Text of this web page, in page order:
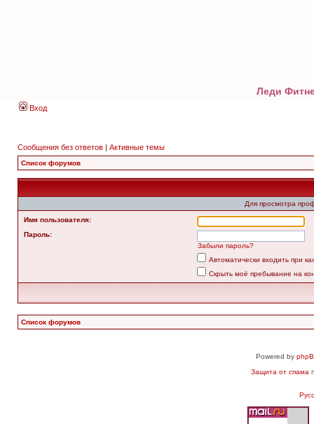
Леди
Вход
Сообщения без ответов | Активные темы
Список форумов
Для просмотра
Имя пользователя:
Пароль:
Забыли пароль?
Автоматически входить при
Скрыть моё пребывание на
Список форумов
Powered by
Защита от спама